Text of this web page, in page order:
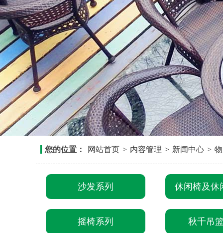
您的位置： 网站首页 > 内容管理 > 新闻中心 >
沙发系列 休闲椅及休
摇椅系列 秋千吊